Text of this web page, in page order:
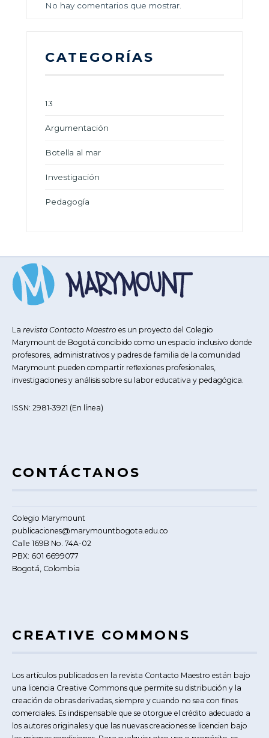
No hay comentarios que mostrar.
CATEGORÍAS
13
Argumentación
Botella al mar
Investigación
Pedagogía
La revista Contacto Maestro es un proyecto del Colegio
Marymount de Bogotá concibido como un espacio inclusivo donde
profesores, administrativos y padres de familia de la comunidad
Marymount pueden compartir reflexiones profesionales,
investigaciones y análisis sobre su labor educativa y pedagógica.
ISSN: 2981-3921 (En línea)
CONTÁCTANOS
Colegio Marymount
publicaciones@marymountbogota.edu.co
Calle 169B No. 74A-02
PBX: 601 6699077
Bogotá, Colombia
CREATIVE COMMONS
Los artículos publicados en la revista Contacto Maestro están bajo
una licencia Creative Commons que permite su distribución y la
creación de obras derivadas, siempre y cuando no sea con fines
comerciales. Es indispensable que se otorgue el crédito adecuado a
los autores originales y que las nuevas creaciones se licencien bajo